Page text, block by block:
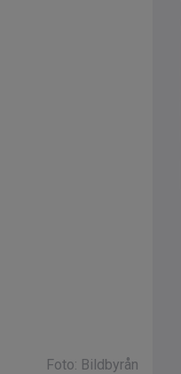
Foto: Bildbyrån